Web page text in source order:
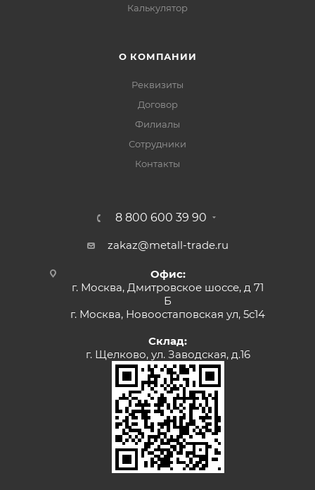
Калькулятор
О КОМПАНИИ
Реквизиты
Договор
Филиалы
Сотрудники
Контакты
8 800 600 39 90
zakaz@metall-trade.ru
Офис:
г. Москва, Дмитровское шоссе, д 71
Б
г. Москва, Новоостаповская ул, 5с14
Склад:
г. Щелково, ул. Заводская, д.16